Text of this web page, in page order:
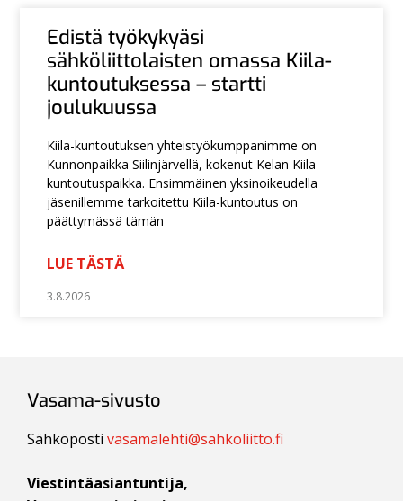
Edistä työkykyäsi
sähköliittolaisten omassa Kiila-
kuntoutuksessa – startti
joulukuussa
Kiila-kuntoutuksen yhteistyökumppanimme on
Kunnonpaikka Siilinjärvellä, kokenut Kelan Kiila-
kuntoutuspaikka. Ensimmäinen yksinoikeudella
jäsenillemme tarkoitettu Kiila-kuntoutus on
päättymässä tämän
LUE TÄSTÄ
3.8.2026
Vasama-sivusto
Sähköpostivasamalehti@sahkoliitto.fi
Viestintäasiantuntija,